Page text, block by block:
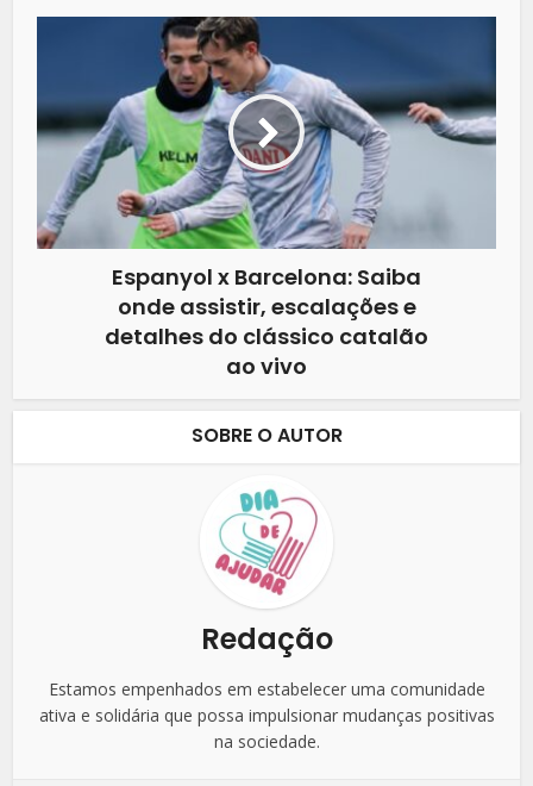
Espanyol x Barcelona: Saiba
onde assistir, escalações e
detalhes do clássico catalão
ao vivo
SOBRE O AUTOR
Redação
Estamos empenhados em estabelecer uma comunidade
ativa e solidária que possa impulsionar mudanças positivas
na sociedade.